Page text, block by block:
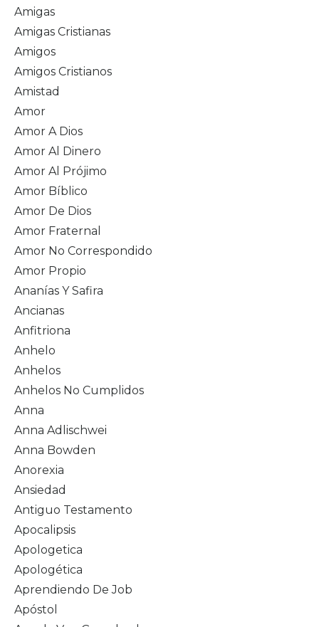
Amigas
Amigas Cristianas
Amigos
Amigos Cristianos
Amistad
Amor
Amor A Dios
Amor Al Dinero
Amor Al Prójimo
Amor Bíblico
Amor De Dios
Amor Fraternal
Amor No Correspondido
Amor Propio
Ananías Y Safira
Ancianas
Anfitriona
Anhelo
Anhelos
Anhelos No Cumplidos
Anna
Anna Adlischwei
Anna Bowden
Anorexia
Ansiedad
Antiguo Testamento
Apocalipsis
Apologetica
Apologética
Aprendiendo De Job
Apóstol